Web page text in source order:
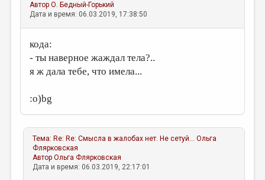
АвторО. Бедный-Горький
Дата и время: 06.03.2019, 17:38:50
кода:
- ты наверное жаждал тела?..
я ж дала тебе, что имела...
:о)bg
Тема: Re: Re: Смысла в жалобах нет. Не сетуй... Ольга
Флярковская
АвторОльга Флярковская
Дата и время: 06.03.2019, 22:17:01